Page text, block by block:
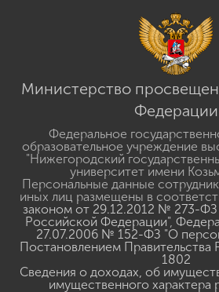
Министерство
Федерации
Федеральное
образовательное учреждение
"Нижегородский
университет имени
Персональные данные
иных лиц размещены в
законом от 29.12.2012 № 273-ФЗ
Российской Федерации",
27.07.2006 № 152-ФЗ "О
Постановлением
1802
Сведения о доходах, об
имущественного характера